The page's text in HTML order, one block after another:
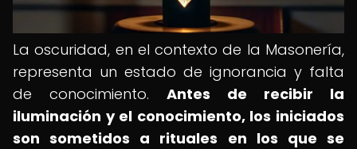
La oscuridad, en el contexto de la Masonería,
representa un estado de ignorancia y falta
de conocimiento. Antes de recibir la
iluminación y el conocimiento, los iniciados
son sometidos a rituales en los que se